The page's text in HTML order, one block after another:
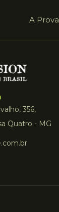
A Prova
356,
Quatro - MG